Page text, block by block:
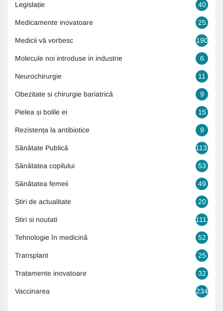
Legislație 40
Medicamente inovatoare 25
Medicii vă vorbesc 190
Molecule noi introduse in industrie 6
Neurochirurgie 11
Obezitate si chirurgie bariatrică 9
Pielea și bolile ei 15
Rezistența la antibiotice 9
Sănătate Publică 1131
Sănătatea copilului 53
Sănătatea femeii 49
Știri de actualitate 20
Stiri si noutati 1113
Tehnologie în medicină 52
Transplant 25
Tratamente inovatoare 32
Vaccinarea 234